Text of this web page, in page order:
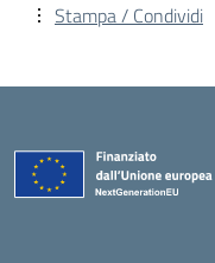
Stampa / Condividi